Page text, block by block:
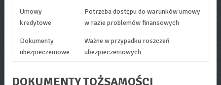
Umowy
kredytowe
Potrzeba dostępu do warunków umowy
w razie problemów finansowych
Dokumenty
ubezpieczeniowe
Ważne w przypadku roszczeń
ubezpieczeniowych
DOKUMENTY TOŻSAMOŚCI